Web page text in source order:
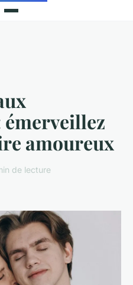
amoureux
de lecture